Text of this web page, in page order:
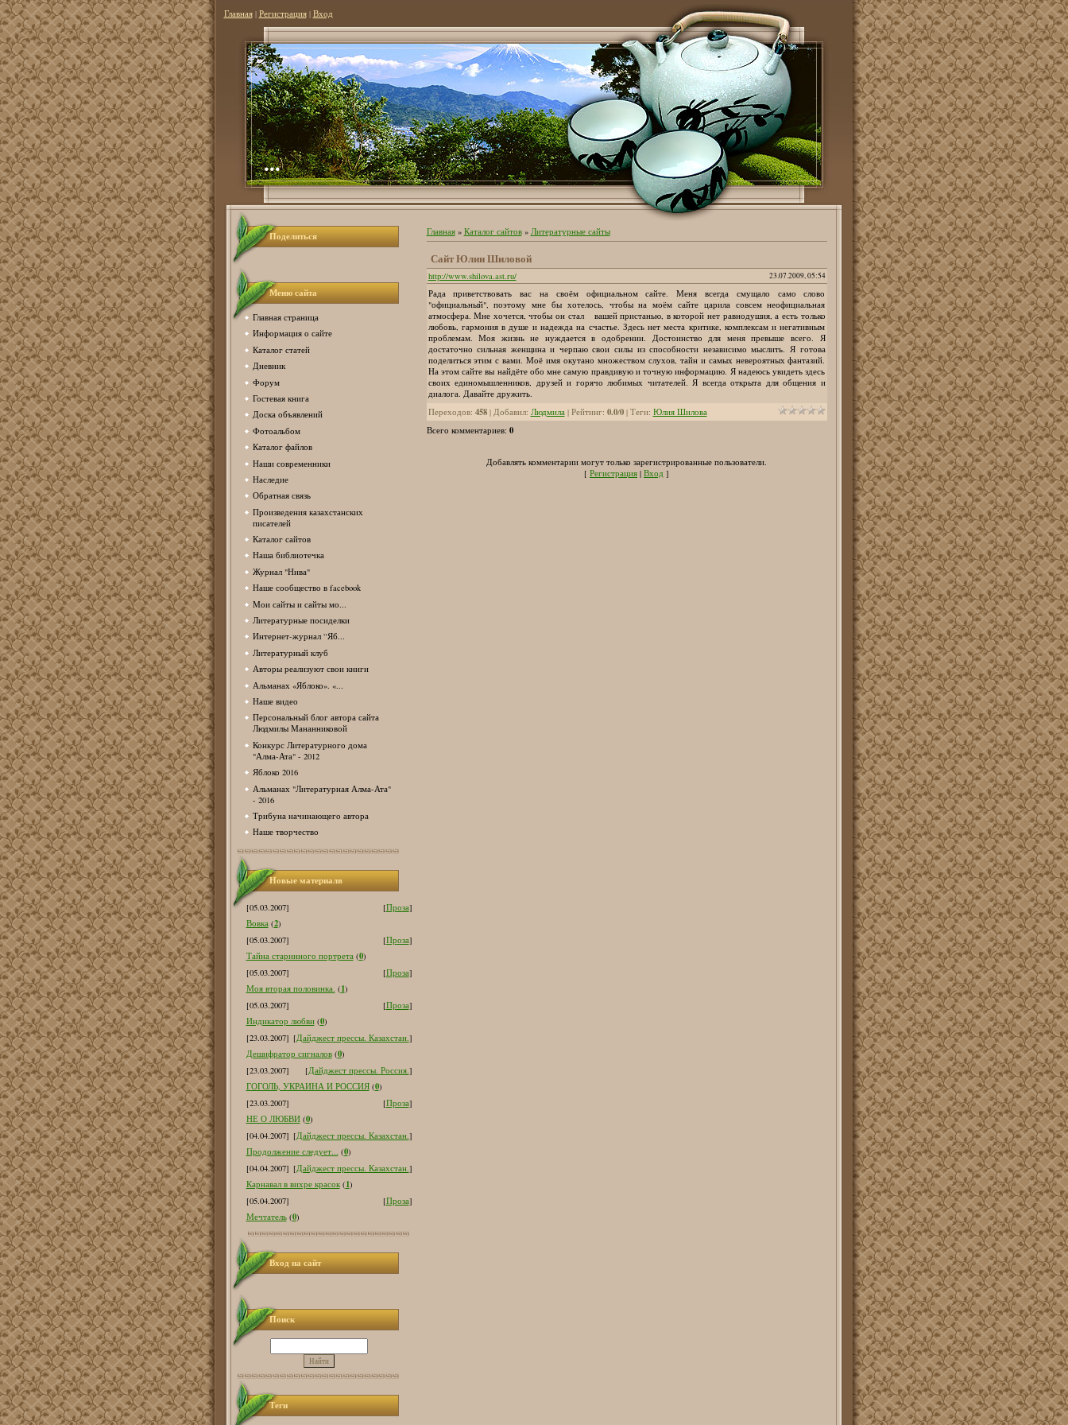
Главная| Регистрация| Вход
...
Поделиться
Меню сайта
Главная страница
Информация о сайте
Каталог статей
Дневник
Форум
Гостевая книга
Доска объявлений
Фотоальбом
Каталог файлов
Наши современники
Наследие
Обратная связь
Произведения казахстанских
писателей
Каталог сайтов
Наша библиотечка
Журнал "Нива"
Наше сообщество в facebook
Мои сайты и сайты мо...
Литературные посиделки
Интернет-журнал “Яб...
Литературный клуб
Авторы реализуют свои книги
Альманах «Яблоко». «...
Наше видео
Персональный блог автора сайта
Людмилы Мананниковой
Конкурс Литературного дома
"Алма-Ата" - 2012
Яблоко 2016
Альманах "Литературная Алма-Ата"
- 2016
Трибуна начинающего автора
Наше творчество
Новые материалв
[05.03.2007] [Проза]
Вовка (2)
[05.03.2007]
[Проза]
Тайна старинного портрета (0)
[05.03.2007]
[Проза]
Моя вторая половинка. (1)
[05.03.2007]
[Проза]
Индикатор любви (0)
[23.03.2007] [Дайджест прессы. Казахстан.]
Дешифратор сигналов (0)
[23.03.2007]
[Дайджест прессы. Россия.]
ГОГОЛЬ, УКРАИНА И РОССИЯ (0)
[23.03.2007]
[Проза]
НЕ О ЛЮБВИ (0)
[04.04.2007] [Дайджест прессы. Казахстан.]
Продолжение следует... (0)
[04.04.2007] [Дайджест прессы. Казахстан.]
Карнавал в вихре красок (1)
[05.04.2007]
[Проза]
Мечтатель (0)
Вход на сайт
Поиск
Теги
Главная» Каталог сайтов» Литературные сайты
Сайт Юлии Шиловой
http://www.shilova.ast.ru/ 23.07.2009, 05:54
Рада приветствовать вас на своём официальном сайте. Меня всегда смущало само слово
"официальный", поэтому мне бы хотелось, чтобы на моём сайте царила совсем неофициальная
атмосфера. Мне хочется, чтобы он стал вашей пристанью, в которой нет равнодушия, а есть только
любовь, гармония в душе и надежда на счастье. Здесь нет места критике, комплексам и негативным
проблемам. Моя жизнь не нуждается в одобрении. Достоинство для меня превыше всего. Я
достаточно сильная женщина и черпаю свои силы из способности независимо мыслить. Я готова
поделиться этим с вами. Моё имя окутано множеством слухов, тайн и самых невероятных фантазий.
На этом сайте вы найдёте обо мне самую правдивую и точную информацию. Я надеюсь увидеть здесь
своих единомышленников, друзей и горячо любимых читателей. Я всегда открыта для общения и
диалога. Давайте дружить.
Переходов: 458| Добавил: Людмила | Рейтинг: 0.0/0| Теги: Юлия Шилова
Всего комментариев: 0
Добавлять комментарии могут только зарегистрированные пользователи.
[ Регистрация | Вход ]